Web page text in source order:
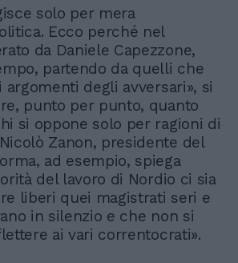
solo per mera
Ecco perché nel
da Daniele Capezzone,
partendo da quelli che
argomenti degli avversari», si
punto per punto, quanto
si oppone solo per ragioni di
Zanon, presidente del
ad esempio, spiega
del lavoro di Nordio ci sia
liberi quei magistrati seri e
in silenzio e che non si
ai vari correntocrati».